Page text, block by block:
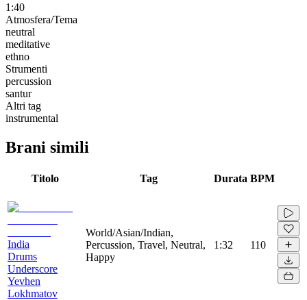
1:40
Atmosfera/Tema
neutral
meditative
ethno
Strumenti
percussion
santur
Altri tag
instrumental
Brani simili
Titolo Tag Durata BPM
India
Drums
Underscore
Yevhen
Lokhmatov
World/Asian/Indian,
Percussion, Travel, Neutral,
Happy
1:32 110